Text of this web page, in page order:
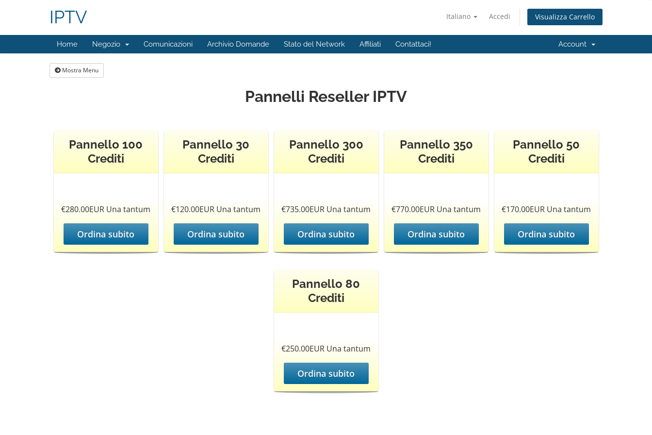
Italiano Accedi Visualizza Carrello
IPTV
Home Negozio Comunicazioni Archivio Domande Stato del Network Affiliati Contattaci! Account
Mostra Menu
Pannelli Reseller IPTV
Pannello 100
Crediti
€280.00EUR Una tantum
Ordina subito
Pannello 30
Crediti
€120.00EUR Una tantum
Ordina subito
Pannello 300
Crediti
€735.00EUR Una tantum
Ordina subito
Pannello 350
Crediti
€770.00EUR Una tantum
Ordina subito
Pannello 50
Crediti
€170.00EUR Una tantum
Ordina subito
Pannello 80
Crediti
€250.00EUR Una tantum
Ordina subito